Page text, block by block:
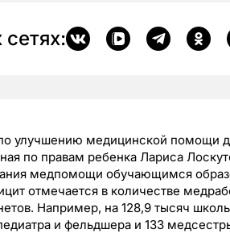
улучшению медицинской помощи
по правам ребенка Лариса
медпомощи обучающимся
отмечается в количестве
Например, на 128,9 тысяч
и фельдшера и 133